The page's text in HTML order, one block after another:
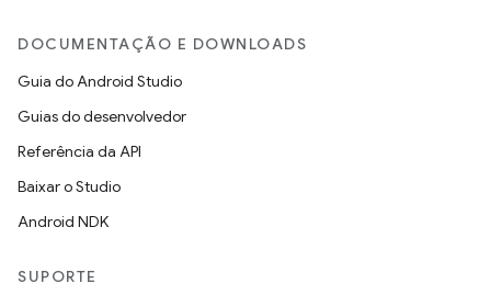
DOCUMENTAÇÃO E DOWNLOADS
Guia do Android Studio
Guias do desenvolvedor
Referência da API
Baixar o Studio
Android NDK
SUPORTE